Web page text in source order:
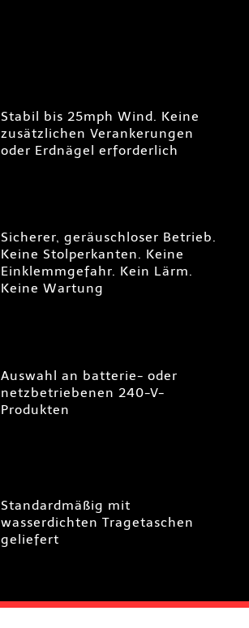
Stabil bis 25mph Wind. Keine
zusätzlichen Verankerungen
oder Erdnägel erforderlich
Sicherer, geräuschloser Betrieb.
Keine Stolperkanten. Keine
Einklemmgefahr. Kein Lärm.
Keine Wartung
Auswahl an batterie- oder
netzbetriebenen 240-V-
Produkten
Standardmäßig mit
wasserdichten Tragetaschen
geliefert